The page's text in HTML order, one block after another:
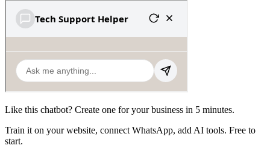
Like this chatbot? Create one for your business in 5 minutes.
Train it on your website, connect WhatsApp, add AI tools. Free to
start.